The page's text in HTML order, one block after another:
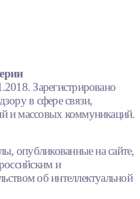
Зарегистрировано
в сфере связи,
и массовых коммуникаций.
опубликованные на сайте,
и
об интеллектуальной